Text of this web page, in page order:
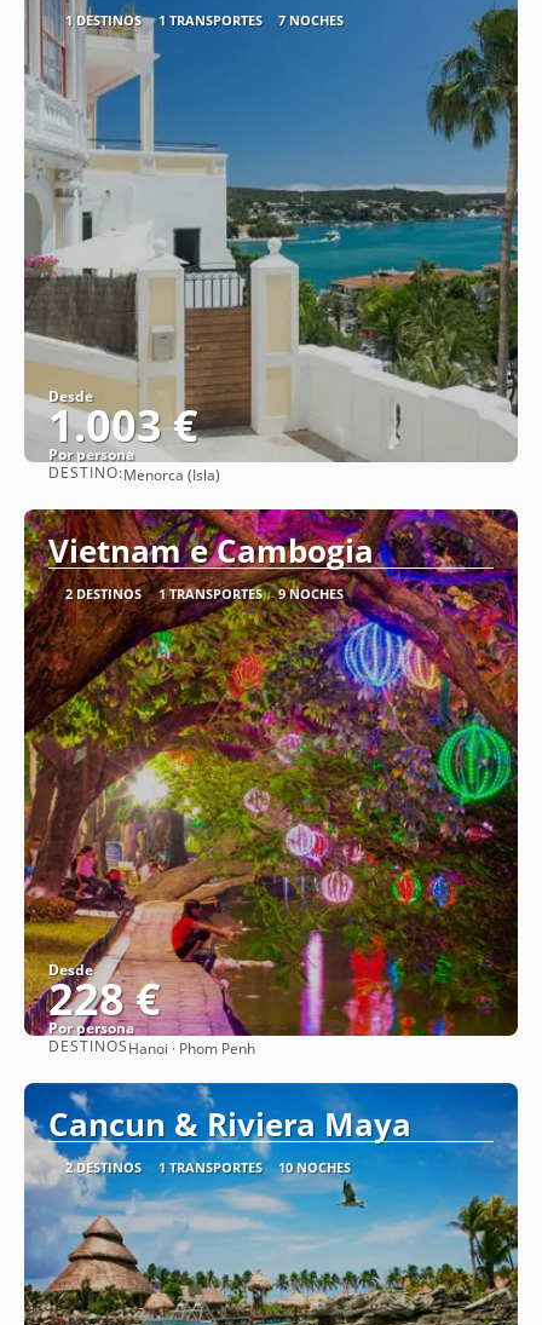
1 DESTINOS 1 TRANSPORTES 7 NOCHES
Desde
1.003 €
Por persona
DESTINO:Menorca (Isla)
Vietnam e Cambogia
2 DESTINOS 1 TRANSPORTES 9 NOCHES
Desde
228 €
Por persona
DESTINOSHanoi · Phom Penh
Cancun & Riviera Maya
2 DESTINOS 1 TRANSPORTES 10 NOCHES